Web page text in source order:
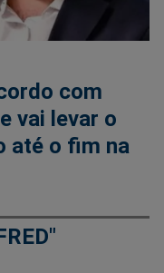
com
vai levar o
até o fim na